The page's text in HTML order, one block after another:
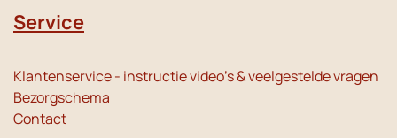
Service
Klantenservice - instructie video's & veelgestelde vragen
Bezorgschema
Contact